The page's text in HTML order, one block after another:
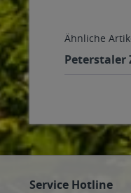
Ähnliche
Peterstaler
Service Hotline